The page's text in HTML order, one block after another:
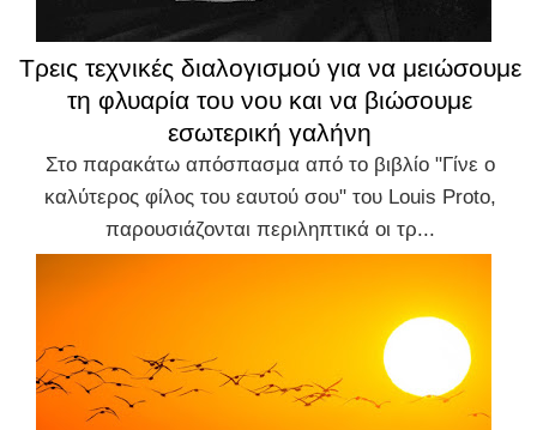
Τρεις τεχνικές διαλογισμού για να μειώσουμε
τη φλυαρία του νου και να βιώσουμε
εσωτερική γαλήνη
Στο παρακάτω απόσπασμα από το βιβλίο "Γίνε ο
καλύτερος φίλος του εαυτού σου" του Louis Proto,
παρουσιάζονται περιληπτικά οι τρ...